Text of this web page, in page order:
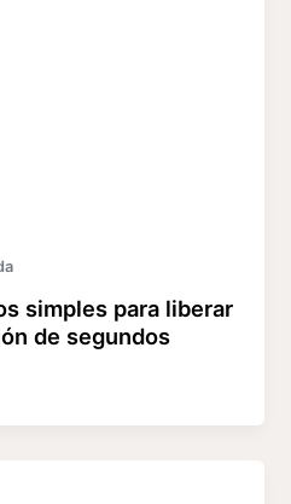
simples para liberar
de segundos